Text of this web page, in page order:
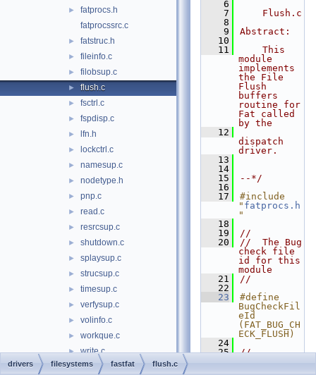
►
fatprocs.h
fatprocssrc.c
► fatstruc.h
► fileinfo.c
► filobsup.c
► flush.c
► fsctrl.c
► fspdisp.c
► lfn.h
► lockctrl.c
► namesup.c
► nodetype.h
► pnp.c
► read.c
► resrcsup.c
► shutdown.c
► splaysup.c
► strucsup.c
► timesup.c
► verfysup.c
► volinfo.c
► workque.c
► write.c
► fs_rec
    6
    7
    Flush.c
    8
    9
Abstract:
   10
   11
    This
module
implements
the File
Flush
buffers
routine for
Fat called
by the
   12
dispatch
driver.
   13
   14
   15
--*/
   16
   17
#include
" fatprocs.h
"
   18
   19
//
   20
//  The Bug
check file
id for this
module
   21
//
   22
   23
#define
BugCheckFil
eId
(FAT_BUG_CH
ECK_FLUSH)
   24
   25
//
drivers filesystems fastfat flush.c